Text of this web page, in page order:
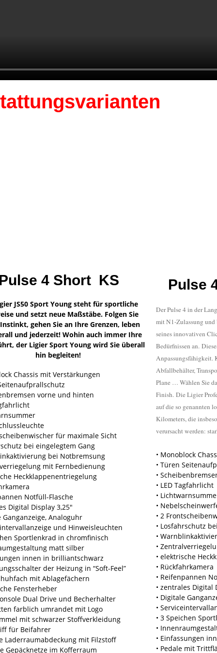
4 Short KS
JS50 Sport Young steht für sportliche
und setzt neue Maßstäbe. Folgen Sie
gehen Sie an Ihre Grenzen, leben
und jederzeit! Wohin auch immer Ihre
der Ligier Sport Young wird Sie überall
hin begleiten!
Chassis mit Verstärkungen
vorne und hinten
für maximale Sicht
bei eingelegtem Gang
bei Notbremsung
mit Fernbedienung
Heckklappenentriegelung
Notfüll-Flasche
Digital Display 3,25″
Ganganzeige, Analoguhr
und Hinweisleuchten
Sportlenkrad in chromfinisch
matt silber
innen in brilliantschwarz
der Heizung in “Soft-Feel”
mit Ablagefächern
Fensterheber
Dual Drive und Becherhalter
farblich umrandet mit Logo
mit schwarzer Stoffverkleidung
für Beifahrer
Laderraumabdeckung mit Filzstoff
Gepäcknetze im Kofferraum
Pulse
Der Pulse 4 in der
mit N1-Zulassung und
seines innovativen
Bedürfnissen an.
Anpassungsfähigkeit.
Abfallbehälter,
Plane … Wählen Sie
Finish. Die Ligier
auf die so genannten
Kilometers, die
verursacht werden:
• Monoblock
• Türen
•
• LED Tagfahrlicht
•
•
• 2
• Losfahrschutz
•
•
• elektrische
• Rückfahrkamera
• Reifenpannen
• zentrales Digital
• Digitale
•
• 3 Speichen
•
• Einfassungen
• Pedale mit